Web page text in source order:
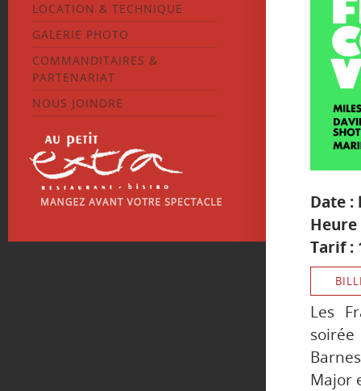
LOCATION & TECHNIQUE
GALERIE PHOTO
COMMANDITAIRES &
PARTENARIAT
NOUS JOINDRE
Date :
Heure
Tarif :
Les
Major